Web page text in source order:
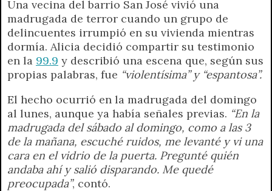
Una vecina del barrio San José vivió una
madrugada de terror cuando un grupo de
delincuentes irrumpió en su vivienda mientras
dormía. Alicia decidió compartir su testimonio
en la 99.9 y describió una escena que, según sus
propias palabras, fue “violentísima” y “espantosa”.
El hecho ocurrió en la madrugada del domingo
al lunes, aunque ya había señales previas. “En la
madrugada del sábado al domingo, como a las 3
de la mañana, escuché ruidos, me levanté y vi una
cara en el vidrio de la puerta. Pregunté quién
andaba ahí y salió disparando. Me quedé
preocupada”, contó.